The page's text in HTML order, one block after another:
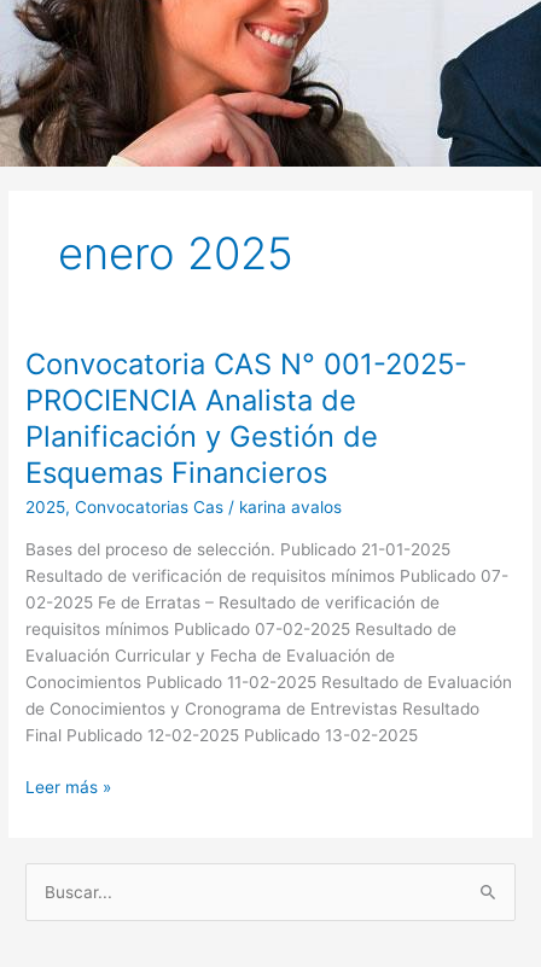
enero 2025
Convocatoria CAS N° 001-2025-
PROCIENCIA Analista de
Planificación y Gestión de
Esquemas Financieros
2025,Convocatorias Cas / karina avalos
Bases del proceso de selección. Publicado 21-01-2025
Resultado de verificación de requisitos mínimos Publicado 07-
02-2025 Fe de Erratas – Resultado de verificación de
requisitos mínimos Publicado 07-02-2025 Resultado de
Evaluación Curricular y Fecha de Evaluación de
Conocimientos Publicado 11-02-2025 Resultado de Evaluación
de Conocimientos y Cronograma de Entrevistas Resultado
Final Publicado 12-02-2025 Publicado 13-02-2025
Convocatoria
CAS
N°
001-
2025-
PROCIENCIA
Analista
de
Planificación
y
Gestión
de
Esquemas
Financieros
Leer más »